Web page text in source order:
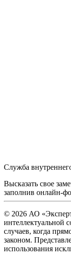
Служба
Высказать свое
заполнив онлайн-
© 2026 АО
интеллектуальной
случаев, когда
законом.
использования